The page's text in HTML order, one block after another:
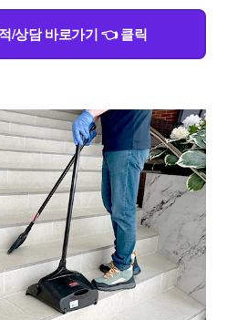
/상담 바로가기 👈 클릭